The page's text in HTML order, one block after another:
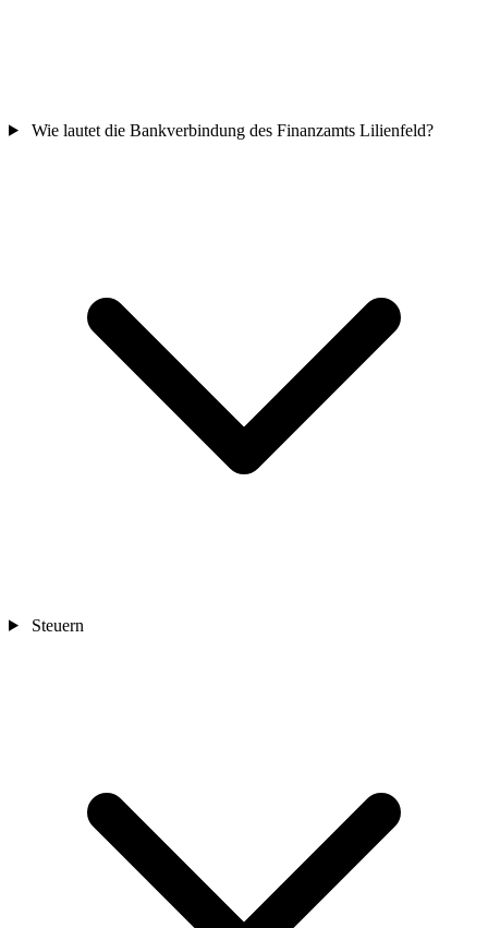
Wie lautet die Bankverbindung des Finanzamts Lilienfeld?
Steuern